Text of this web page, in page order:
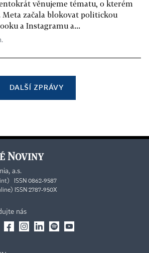
věnujeme tématu, o kterém
Meta začala blokovat politickou
a Instagramu a...
DALŠÍ ZPRÁVY
a.s.
ISSN 0862-9587
ISSN 2787-950X
nás